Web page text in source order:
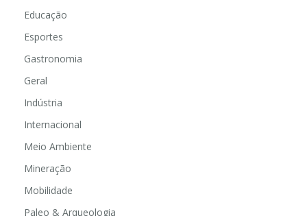
Educação
Esportes
Gastronomia
Geral
Indústria
Internacional
Meio Ambiente
Mineração
Mobilidade
Paleo & Arqueologia